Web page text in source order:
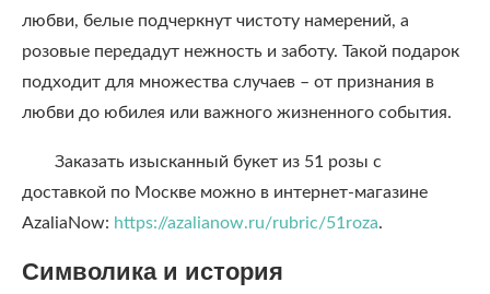
любви, белые подчеркнут чистоту намерений, а
розовые передадут нежность и заботу. Такой подарок
подходит для множества случаев – от признания в
любви до юбилея или важного жизненного события.
Заказать изысканный букет из 51 розы с
доставкой по Москве можно в интернет-магазине
AzaliaNow: https://azalianow.ru/rubric/51roza.
Символика и история